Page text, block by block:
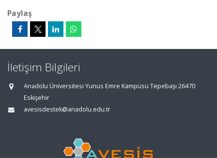
Paylaş
İletişim Bilgileri
Anadolu Üniversitesi Yunus Emre Kampüsü Tepebaşı 26470
Eskişehir
avesisdestek@anadolu.edu.tr